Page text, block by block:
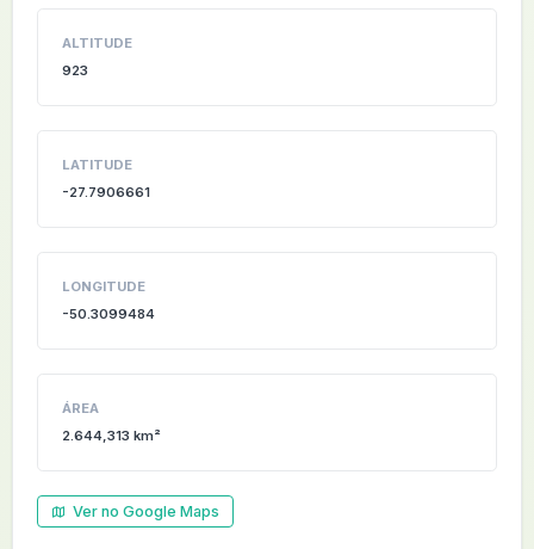
ALTITUDE
923
LATITUDE
-27.7906661
LONGITUDE
-50.3099484
ÁREA
2.644,313 km²
Ver no Google Maps